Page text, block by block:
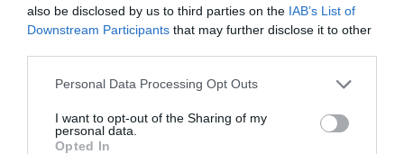
also be disclosed by us to third parties on the IAB’s List of
Downstream Participants that may further disclose it to other
Personal Data Processing Opt Outs
I want to opt-out of the Sharing of my
personal data.
Opted In